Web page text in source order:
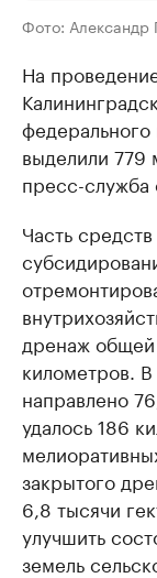
Фото: Александр
На
выделили
пресс-служба
Часть
дренаж
километров.
направлено
удалось 186
закрытого
6,8 тысячи
улучшить
земель